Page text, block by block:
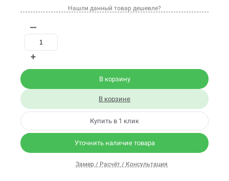
Нашли данный товар дешевле?
—
+
В корзину
В корзине
Купить в 1 клик
Уточнить наличие товара
Замер / Расчёт / Консультация